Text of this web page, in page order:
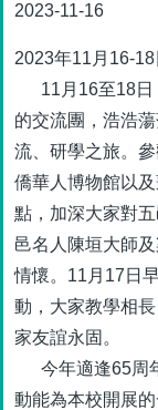
2023-11-16
2023年11月16-18
11月16至18日
的交流團，浩浩
流、研學之旅。
僑華人博物館以
點，加深大家對
邑名人陳垣大師
情懷。11月17日
動，大家教學相
家友誼永固。
今年適逢65周
動能為本校開展